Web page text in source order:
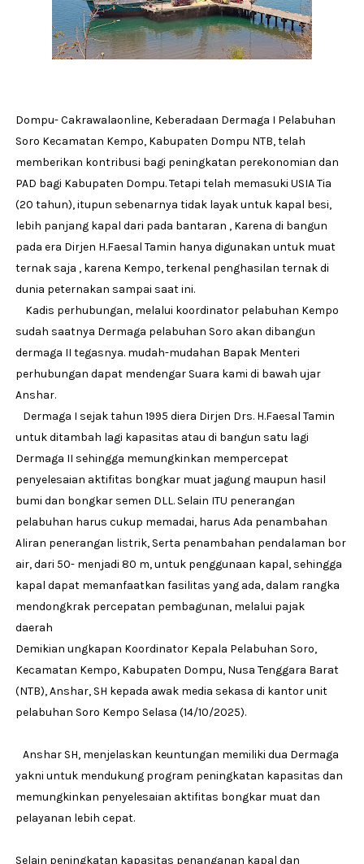
Dompu- Cakrawalaonline, Keberadaan Dermaga I Pelabuhan
Soro Kecamatan Kempo, Kabupaten Dompu NTB, telah
memberikan kontribusi bagi peningkatan perekonomian dan
PAD bagi Kabupaten Dompu. Tetapi telah memasuki USIA Tia
(20 tahun), itupun sebenarnya tidak layak untuk kapal besi,
lebih panjang kapal dari pada bantaran , Karena di bangun
pada era Dirjen H.Faesal Tamin hanya digunakan untuk muat
ternak saja , karena Kempo, terkenal penghasilan ternak di
dunia peternakan sampai saat ini.
Kadis perhubungan, melalui koordinator pelabuhan Kempo
sudah saatnya Dermaga pelabuhan Soro akan dibangun
dermaga II tegasnya. mudah-mudahan Bapak Menteri
perhubungan dapat mendengar Suara kami di bawah ujar
Anshar.
Dermaga I sejak tahun 1995 diera Dirjen Drs. H.Faesal Tamin
untuk ditambah lagi kapasitas atau di bangun satu lagi
Dermaga II sehingga memungkinkan mempercepat
penyelesaian aktifitas bongkar muat jagung maupun hasil
bumi dan bongkar semen DLL. Selain ITU penerangan
pelabuhan harus cukup memadai, harus Ada penambahan
Aliran penerangan listrik, Serta penambahan pendalaman bor
air, dari 50- menjadi 80 m, untuk penggunaan kapal, sehingga
kapal dapat memanfaatkan fasilitas yang ada, dalam rangka
mendongkrak percepatan pembagunan, melalui pajak
daerah
Demikian ungkapan Koordinator Kepala Pelabuhan Soro,
Kecamatan Kempo, Kabupaten Dompu, Nusa Tenggara Barat
(NTB), Anshar, SH kepada awak media sekasa di kantor unit
pelabuhan Soro Kempo Selasa (14/10/2025).
Anshar SH, menjelaskan keuntungan memiliki dua Dermaga
yakni untuk mendukung program peningkatan kapasitas dan
memungkinkan penyelesaian aktifitas bongkar muat dan
pelayanan lebih cepat.
Selain peningkatan kapasitas penanganan kapal dan